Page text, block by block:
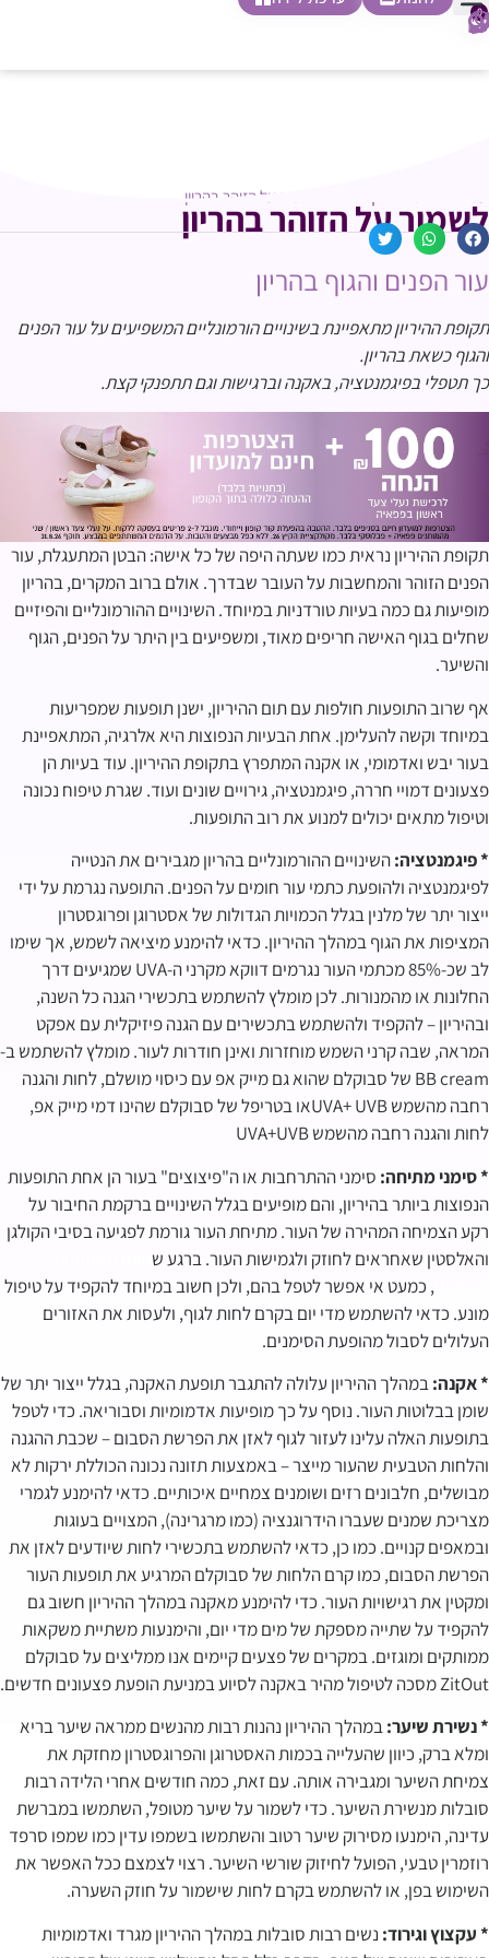
0
לשמור על הזוהר בהריון
לשמור על הזוהר בהריון
עור הפנים והגוף בהריון
תקופת ההיריון מתאפיינת בשינויים הורמונליים המשפיעים על עור הפנים
והגוף כשאת בהריון.
כך תטפלי בפיגמנטציה, באקנה וברגישות וגם תתפנקי קצת.
תקופת ההיריון נראית כמו שעתה היפה של כל אישה: הבטן המתעגלת, עור
הפנים הזוהר והמחשבות על העובר שבדרך. אולם ברוב המקרים, בהריון
מופיעות גם כמה בעיות טורדניות במיוחד. השינויים ההורמונליים והפיזיים
שחלים בגוף האישה חריפים מאוד, ומשפיעים בין היתר על הפנים, הגוף
והשיער.
אף שרוב התופעות חולפות עם תום ההיריון, ישנן תופעות שמפריעות
במיוחד וקשה להעלימן. אחת הבעיות הנפוצות היא אלרגיה, המתאפיינת
בעור יבש ואדמומי, או אקנה המתפרץ בתקופת ההיריון. עוד בעיות הן
פצעונים דמויי חררה, פיגמנטציה, גירויים שונים ועוד. שגרת טיפוח נכונה
וטיפול מתאים יכולים למנוע את רוב התופעות.
* פיגמנטציה:השינויים ההורמונליים בהריון מגבירים את הנטייה
לפיגמנטציה ולהופעת כתמי עור חומים על הפנים. התופעה נגרמת על ידי
ייצור יתר של מלנין בגלל הכמויות הגדולות של אסטרוגן ופרוגסטרון
המציפות את הגוף במהלך ההיריון. כדאי להימנע מיציאה לשמש, אך שימו
לב שכ-85% מכתמי העור נגרמים דווקא מקרני ה-UVA שמגיעים דרך
החלונות או מהמנורות. לכן מומלץ להשתמש בתכשירי הגנה כל השנה,
ובהיריון – להקפיד ולהשתמש בתכשירים עם הגנה פיזיקלית עם אפקט
המראה, שבה קרני השמש מוחזרות ואינן חודרות לעור. מומלץ להשתמש ב-
BB cream של סבוקלם שהוא גם מייק אפ עם כיסוי מושלם, לחות והגנה
רחבה מהשמש UVA+ UVBאו בטריפל של סבוקלם שהינו דמי מייק אפ,
לחות והגנה רחבה מהשמש UVA+UVB
* סימני מתיחה: סימני ההתרחבות או ה"פיצוצים" בעור הן אחת התופעות
הנפוצות ביותר בהיריון, והם מופיעים בגלל השינויים ברקמת החיבור על
רקע הצמיחה המהירה של העור. מתיחת העור גורמת לפגיעה בסיבי הקולגן
והאלסטין שאחראים לחוזק ולגמישות העור. ברגע ש
, כמעט אי אפשר לטפל בהם, ולכן חשוב במיוחד להקפיד על טיפול
מונע. כדאי להשתמש מדי יום בקרם לחות לגוף, ולעסות את האזורים
העלולים לסבול מהופעת הסימנים.
* אקנה:במהלך ההיריון עלולה להתגבר תופעת האקנה, בגלל ייצור יתר של
שומן בבלוטות העור. נוסף על כך מופיעות אדמומיות וסבוריאה. כדי לטפל
בתופעות האלה עלינו לעזור לגוף לאזן את הפרשת הסבום – שכבת ההגנה
והלחות הטבעית שהעור מייצר – באמצעות תזונה נכונה הכוללת ירקות לא
מבושלים, חלבונים רזים ושומנים צמחיים איכותיים. כדאי להימנע לגמרי
מצריכת שמנים שעברו הידרוגנציה (כמו מרגרינה), המצויים בעוגות
ובמאפים קנויים. כמו כן, כדאי להשתמש בתכשירי לחות שיודעים לאזן את
הפרשת הסבום, כמו קרם הלחות של סבוקלם המרגיע את תופעות העור
ומקטין את רגישויות העור. כדי להימנע מאקנה במהלך ההיריון חשוב גם
להקפיד על שתייה מספקת של מים מדי יום, והימנעות משתיית משקאות
ממותקים ומוגזים. במקרים של פצעים קיימים אנו ממליצים על סבוקלם
ZitOut מסכה לטיפול מהיר באקנה לסיוע במניעת הופעת פצעונים חדשים.
* נשירת שיער:במהלך ההיריון נהנות רבות מהנשים ממראה שיער בריא
ומלא ברק, כיוון שהעלייה בכמות האסטרוגן והפרוגסטרון מחזקת את
צמיחת השיער ומגבירה אותה. עם זאת, כמה חודשים אחרי הלידה רבות
סובלות מנשירת השיער. כדי לשמור על שיער מטופל, השתמשו במברשת
עדינה, הימנעו מסירוק שיער רטוב והשתמשו בשמפו עדין כמו שמפו סרפד
רוזמרין טבעי, הפועל לחיזוק שורשי השיער. רצוי לצמצם ככל האפשר את
השימוש בפן, או להשתמש בקרם לחות שישמור על חוזק השערה.
* עקצוץ וגירוד: נשים רבות סובלות במהלך ההיריון מגרד ואדמומיות